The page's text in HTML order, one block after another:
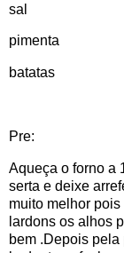
sal
pimenta
batatas
Pre:
Aqueça o forno a
serta e deixe
muito melhor
lardons os alhos
bem .Depois